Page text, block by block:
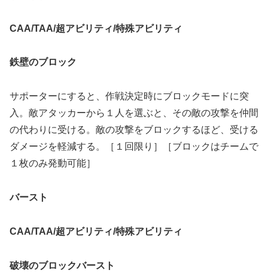
CAA/TAA/超アビリティ/特殊アビリティ
鉄壁のブロック
サポーターにすると、作戦決定時にブロックモードに突
入。敵アタッカーから１人を選ぶと、その敵の攻撃を仲間
の代わりに受ける。敵の攻撃をブロックするほど、受ける
ダメージを軽減する。［１回限り］［ブロックはチームで
１枚のみ発動可能］
バースト
CAA/TAA/超アビリティ/特殊アビリティ
破壊のブロックバースト